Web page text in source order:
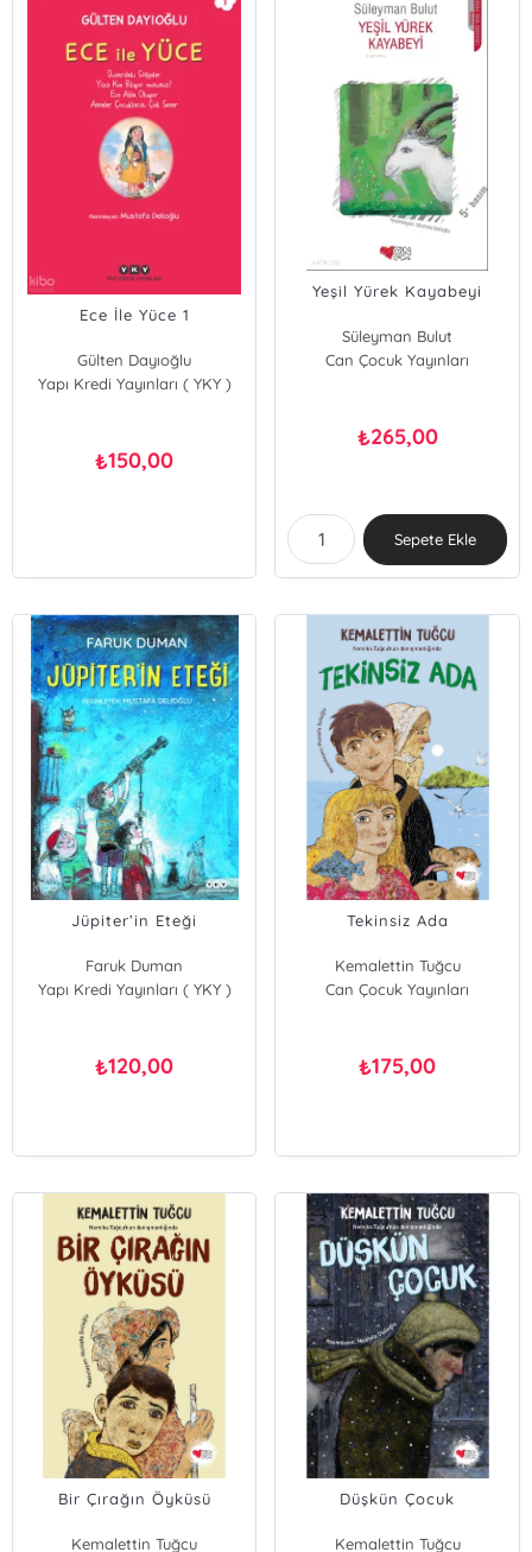
Ece İle Yüce 1
Gülten Dayıoğlu
Yapı Kredi Yayınları ( YKY )
₺150,00
Yeşil Yürek Kayabeyi
Süleyman Bulut
Can Çocuk Yayınları
₺265,00
Sepete Ekle
Jüpiter’in Eteği
Faruk Duman
Yapı Kredi Yayınları ( YKY )
₺120,00
Tekinsiz Ada
Kemalettin Tuğcu
Can Çocuk Yayınları
₺175,00
Bir Çırağın Öyküsü
Kemalettin Tuğcu
Düşkün Çocuk
Kemalettin Tuğcu